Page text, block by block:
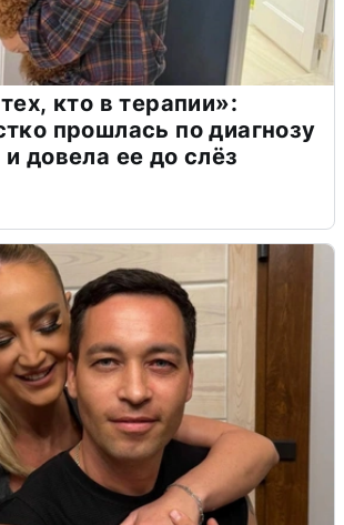
кто в терапии»:
прошлась по диагнозу
довела ее до слёз